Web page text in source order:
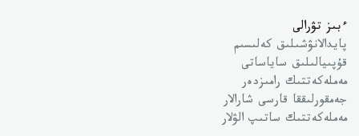
ءبىز تۋرالى
پايدالانۋشىلىق كەلىسىم
قۇپىيالىلىق ساياساتى
مەملەكەتتىك رامىزدەر
جەمقورلىققا قارسى شارالار
مەملەكەتتىك ساتىپ الۋلار